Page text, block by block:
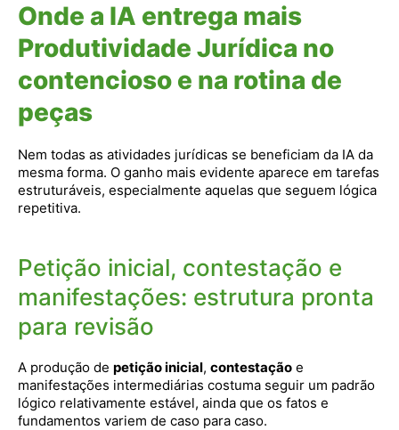
Onde a IA entrega mais
Produtividade Jurídica no
contencioso e na rotina de
peças
Nem todas as atividades jurídicas se beneficiam da IA da
mesma forma. O ganho mais evidente aparece em tarefas
estruturáveis, especialmente aquelas que seguem lógica
repetitiva.
Petição inicial, contestação e
manifestações: estrutura pronta
para revisão
A produção de petição inicial, contestação e
manifestações intermediárias costuma seguir um padrão
lógico relativamente estável, ainda que os fatos e
fundamentos variem de caso para caso.